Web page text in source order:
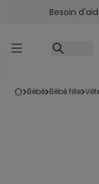
Accéder auBesoin
bébé bébé fille